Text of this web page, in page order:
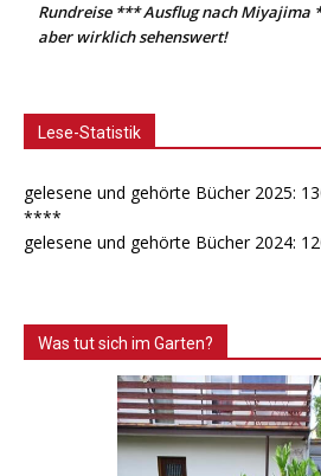
Rundreise *** Ausflug nach Miyajima
aber wirklich sehenswert!
Lese-Statistik
gelesene und gehörte Bücher 2025:
****
gelesene und gehörte Bücher 2024:
Was tut sich im Garten?